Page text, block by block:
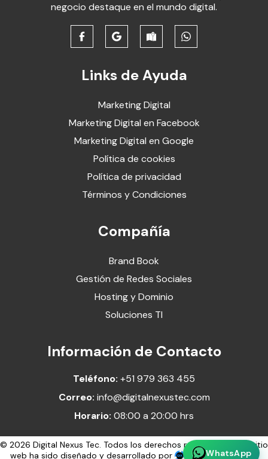
negocio destaque en el mundo digital.
Links de Ayuda
Marketing Digital
Marketing Digital en Facebook
Marketing Digital en Google
Política de cookies
Política de privacidad
Términos y Condiciones
Compañía
Brand Book
Gestión de Redes Sociales
Hosting y Dominio
Soluciones TI
Información de Contacto
Teléfono: +51 979 363 455
Correo: info@digitalnexustec.com
Horario: 08:00 a 20:00 hrs
© 2026 Digital Nexus Tec. Todos los derechos reservados. Este sitio
web ha sido diseñado y desarrollado por
Digital Nexus Tec
WhatsApp